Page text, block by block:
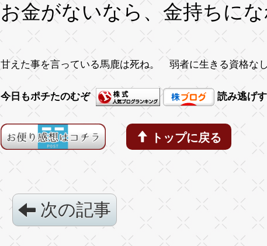
お金がないなら、金持ちに
内田博
甘えた事を言っている馬鹿は死ね。 弱者に生きる資格なし
今日もポチたのむぞ 読み逃げ
トップに戻る
次の記事